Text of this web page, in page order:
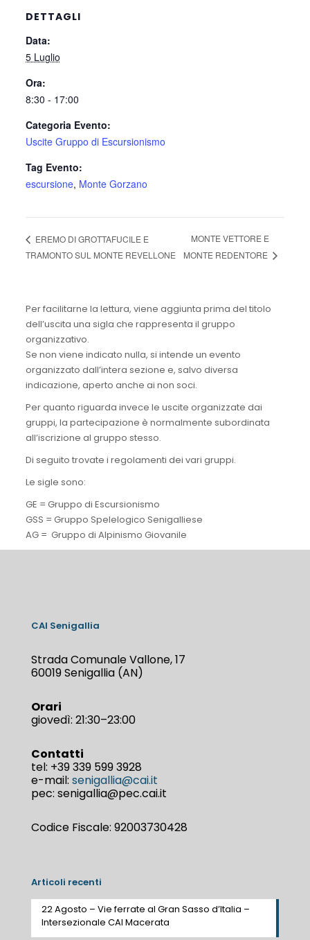
DETTAGLI
Data:
5 Luglio
Ora:
8:30 - 17:00
Categoria Evento:
Uscite Gruppo di Escursionismo
Tag Evento:
escursione, Monte Gorzano
EREMO DI GROTTAFUCILE E
TRAMONTO SUL MONTE REVELLONE
MONTE VETTORE E
MONTE REDENTORE
Per facilitarne la lettura, viene aggiunta prima del titolo
dell’uscita una sigla che rappresenta il gruppo
organizzativo.
Se non viene indicato nulla, si intende un evento
organizzato dall’intera sezione e, salvo diversa
indicazione, aperto anche ai non soci.
Per quanto riguarda invece le uscite organizzate dai
gruppi, la partecipazione è normalmente subordinata
all’iscrizione al gruppo stesso.
Di seguito trovate i regolamenti dei vari gruppi.
Le sigle sono:
GE = Gruppo di Escursionismo
GSS = Gruppo Spelelogico Senigalliese
AG = Gruppo di Alpinismo Giovanile
CAI Senigallia
Strada Comunale Vallone, 17
60019 Senigallia (AN)
Orari
giovedì: 21:30–23:00
Contatti
tel: +39 339 599 3928
e-mail: senigallia@cai.it
pec: senigallia@pec.cai.it
Codice Fiscale: 92003730428
Articoli recenti
22 Agosto – Vie ferrate al Gran Sasso d’Italia –
Intersezionale CAI Macerata